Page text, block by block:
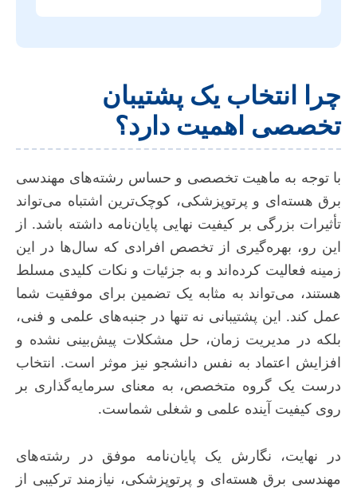
چرا انتخاب یک پشتیبان
تخصصی اهمیت دارد؟
با توجه به ماهیت تخصصی و حساس رشته‌های مهندسی
برق هسته‌ای و پرتوپزشکی، کوچک‌ترین اشتباه می‌تواند
تأثیرات بزرگی بر کیفیت نهایی پایان‌نامه داشته باشد. از
این رو، بهره‌گیری از تخصص افرادی که سال‌ها در این
زمینه فعالیت کرده‌اند و به جزئیات و نکات کلیدی مسلط
هستند، می‌تواند به مثابه یک تضمین برای موفقیت شما
عمل کند. این پشتیبانی نه تنها در جنبه‌های علمی و فنی،
بلکه در مدیریت زمان، حل مشکلات پیش‌بینی نشده و
افزایش اعتماد به نفس دانشجو نیز موثر است. انتخاب
درست یک گروه متخصص، به معنای سرمایه‌گذاری بر
روی کیفیت آینده علمی و شغلی شماست.
در نهایت، نگارش یک پایان‌نامه موفق در رشته‌های
مهندسی برق هسته‌ای و پرتوپزشکی، نیازمند ترکیبی از